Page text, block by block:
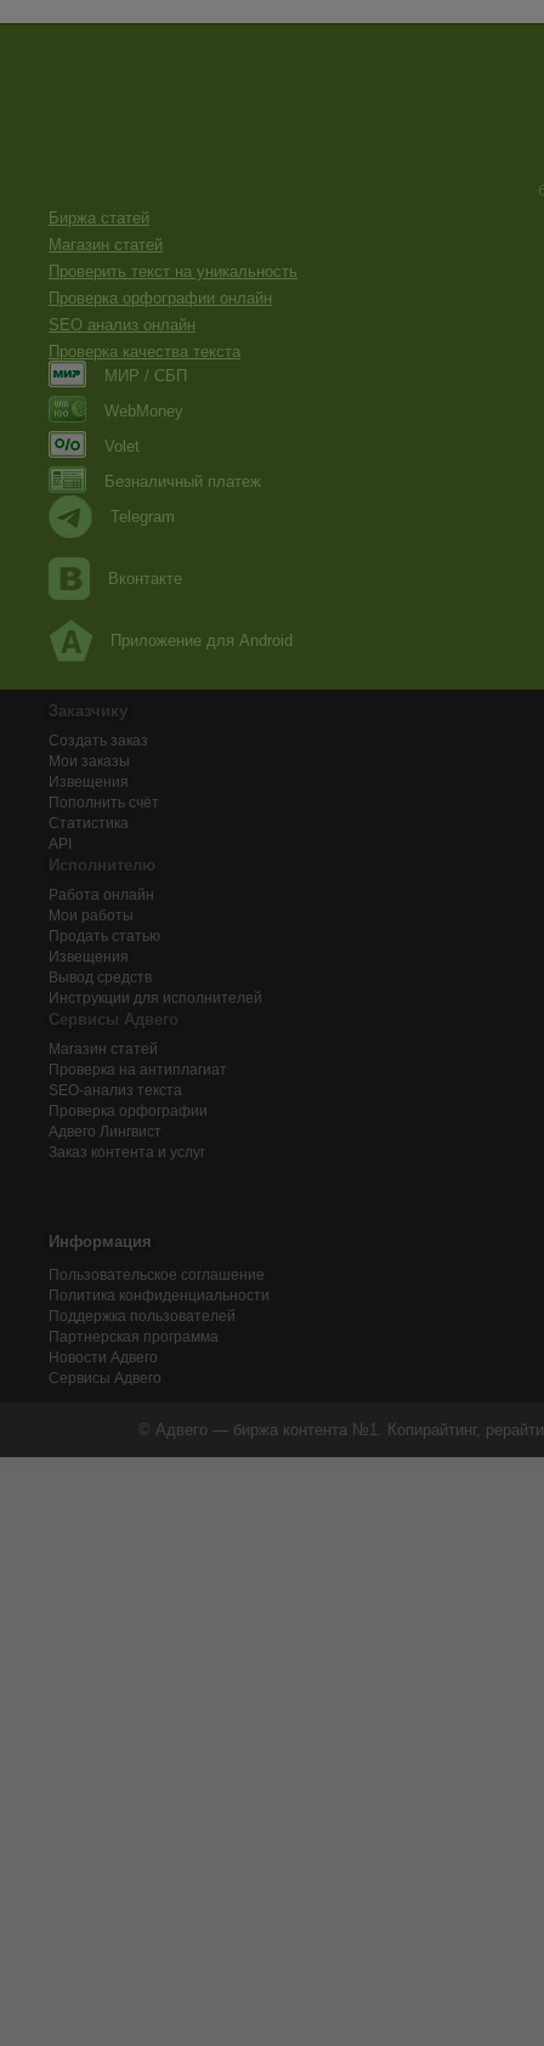
Биржа статей
Магазин статей
Проверить текст на уникальность
Проверка орфографии онлайн
SEO анализ онлайн
Проверка качества текста
МИР / СБП
WebMoney
Volet
Безналичный платеж
Telegram
Вконтакте
Приложение для Android
Заказчику
Создать заказ
Мои заказы
Извещения
Пополнить счёт
Статистика
API
Исполнителю
Работа онлайн
Мои работы
Продать статью
Извещения
Вывод средств
Инструкции для исполнителей
Сервисы Адвего
Магазин статей
Проверка на антиплагиат
SEO-анализ текста
Проверка орфографии
Адвего Лингвист
Заказ контента и услуг
Информация
Пользовательское соглашение
Политика конфиденциальности
Поддержка пользователей
Партнерская программа
Новости Адвего
Сервисы Адвего
© Адвего — биржа контента №1. Копирайтинг,